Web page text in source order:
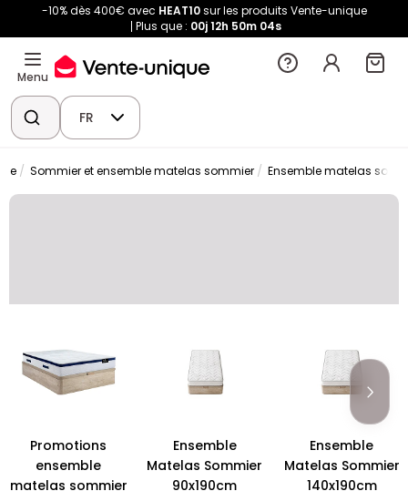
-10% dès 400€ avec HEAT10sur les produits Vente-unique
Plus que : 00j12h 50m 03s
Menu
FR
Sommier et ensemble matelas sommier Ensemble matelas
Promotions
ensemble
matelas sommier
Ensemble
Matelas Sommier
90x190cm
Ensemble
Matelas Sommier
140x190cm